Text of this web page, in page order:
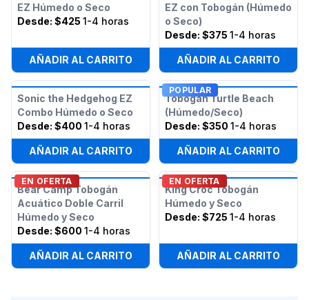
EZ Húmedo o Seco
Desde: $425 1-4 horas
AÑADIR AL CARRITO
EZ con Tobogán (Húmedo
o Seco)
Desde: $375 1-4 horas
AÑADIR AL CARRITO
Sonic the Hedgehog EZ
Combo Húmedo o Seco
Desde: $400 1-4 horas
AÑADIR AL CARRITO
POPULAR
Tobogán Turtle Beach
(Húmedo/Seco)
Desde: $350 1-4 horas
AÑADIR AL CARRITO
EN OFERTA
Bear Camp Tobogán
Acuático Doble Carril
Húmedo y Seco
Desde: $600 1-4 horas
AÑADIR AL CARRITO
EN OFERTA
King Croc Tobogán
Húmedo y Seco
Desde: $725 1-4 horas
AÑADIR AL CARRITO